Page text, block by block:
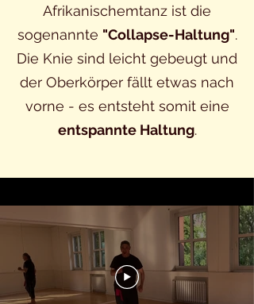
Afrikanischemtanz ist die
sogenannte "Collapse-Haltung".
Die Knie sind leicht gebeugt und
der Oberkörper fällt etwas nach
vorne - es entsteht somit eine
entspannte Haltung.